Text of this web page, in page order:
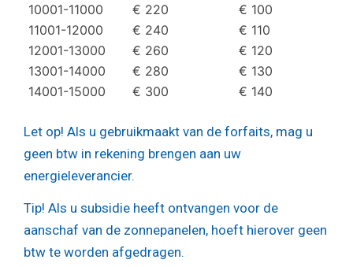
10001-11000
€ 220
€ 100
11001-12000
€ 240
€ 110
12001-13000
€ 260
€ 120
13001-14000
€ 280
€ 130
14001-15000
€ 300 € 140
Let op! Als u gebruikmaakt van de forfaits, mag u
geen btw in rekening brengen aan uw
energieleverancier.
Tip! Als u subsidie heeft ontvangen voor de
aanschaf van de zonnepanelen, hoeft hierover geen
btw te worden afgedragen.